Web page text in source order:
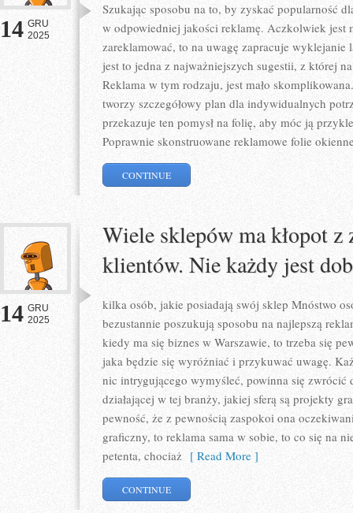
14 GRU
2025
Szukając sposobu na to, by zyskać popularność
w odpowiedniej jakości reklamę. Aczkolwiek jest
zareklamować, to na uwagę zapracuje
jest to jedna z najważniejszych sugestii, z której
Reklama w tym rodzaju, jest mało
tworzy szczegółowy plan dla indywidualnych
przekazuje ten pomysł na folię, aby móc ją
Poprawnie skonstruowane reklamowe folie
CONTINUE
14 GRU
2025
Wiele sklepów ma kłopot z
klientów. Nie każdy jest
kilka osób, jakie posiadają swój sklep Mnóstwo
bezustannie poszukują sposobu na najlepszą
kiedy ma się biznes w Warszawie, to trzeba się
jaka będzie się wyróżniać i przykuwać uwagę.
nic intrygującego wymyśleć, powinna się zwrócić
działającej w tej branży, jakiej sferą są projekty
pewność, że z pewnością zaspokoi ona
graficzny, to reklama sama w sobie, to co się na
petenta, chociaż [ Read More ]
CONTINUE